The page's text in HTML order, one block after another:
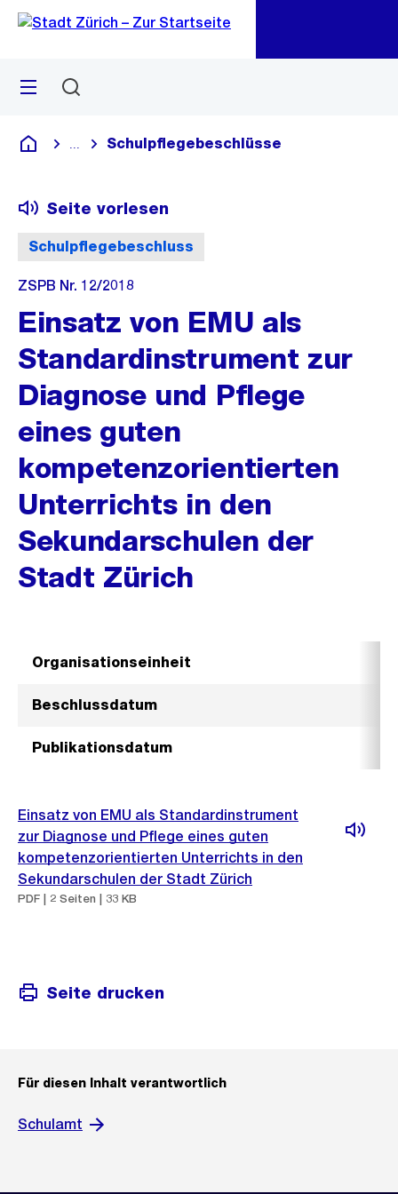
Navigation
Sprunglink
Menü
Deutsch
Blende alle Breadcrumbs ein
Schulpflegebeschlüsse
Schulpflegebeschluss
Seite vorlesen
ZSPB Nr. 12/2018
Einsatz von EMU als
Standardinstrument zur
Diagnose und Pflege
eines guten
kompetenzorientierten
Unterrichts in den
Sekundarschulen der
Stadt Zürich
Organisationseinheit
Beschlussdatum
Publikationsdatum
Einsatz von EMU als Standardinstrument
zur Diagnose und Pflege eines guten
kompetenzorientierten Unterrichts in den
Sekundarschulen der Stadt Zürich
PDF | 2 Seiten | 33 KB
Seite drucken
Für diesen Inhalt verantwortlich
Schulamt